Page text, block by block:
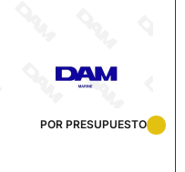
POR PRESUPUESTO